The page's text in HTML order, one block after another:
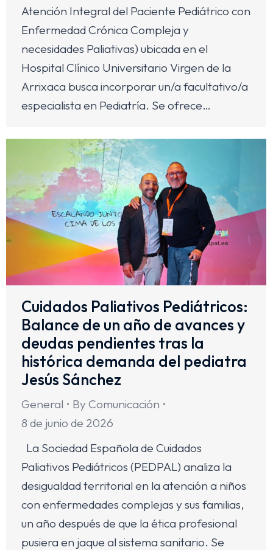
Atención Integral del Paciente Pediátrico con
Enfermedad Crónica Compleja y
necesidades Paliativas) ubicada en el
Hospital Clínico Universitario Virgen de la
Arrixaca busca incorporar un/a facultativo/a
especialista en Pediatría. Se ofrece…
Cuidados Paliativos Pediátricos:
Balance de un año de avances y
deudas pendientes tras la
histórica demanda del pediatra
Jesús Sánchez
General By Comunicación
8 de junio de 2026
La Sociedad Española de Cuidados
Paliativos Pediátricos (PEDPAL) analiza la
desigualdad territorial en la atención a niños
con enfermedades complejas y sus familias,
un año después de que la ética profesional
pusiera en jaque al sistema sanitario. Se